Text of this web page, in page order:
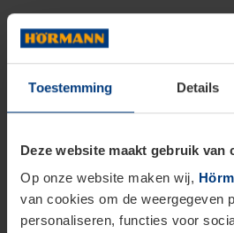
Toestemming Details
Deze website maakt gebruik van
Op onze website maken wij,
van cookies om de weergegeven
personaliseren, functies voor